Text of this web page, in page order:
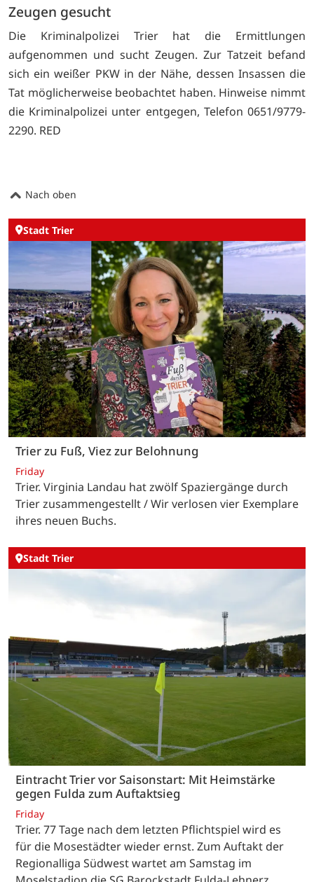
Zeugen gesucht
Die Kriminalpolizei Trier hat die Ermittlungen
aufgenommen und sucht Zeugen. Zur Tatzeit befand
sich ein weißer PKW in der Nähe, dessen Insassen die
Tat möglicherweise beobachtet haben. Hinweise nimmt
die Kriminalpolizei unter entgegen, Telefon 0651/9779-
2290. RED
Nach oben
Stadt Trier
Trier zu Fuß, Viez zur Belohnung
Friday
Trier. Virginia Landau hat zwölf Spaziergänge durch
Trier zusammengestellt / Wir verlosen vier Exemplare
ihres neuen Buchs.
Stadt Trier
Eintracht Trier vor Saisonstart: Mit Heimstärke
gegen Fulda zum Auftaktsieg
Friday
Trier. 77 Tage nach dem letzten Pflichtspiel wird es
für die Mosestädter wieder ernst. Zum Auftakt der
Regionalliga Südwest wartet am Samstag im